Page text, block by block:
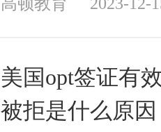
美国opt签证有
被拒是什么原因